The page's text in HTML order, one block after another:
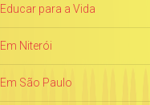
Educar para a Vida
Em Niterói
Em São Paulo